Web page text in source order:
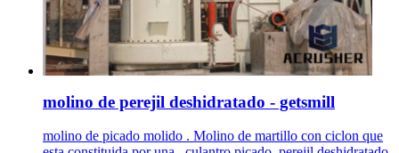
molino de perejil deshidratado - getsmill
molino de picado molido . Molino de martillo con ciclon que